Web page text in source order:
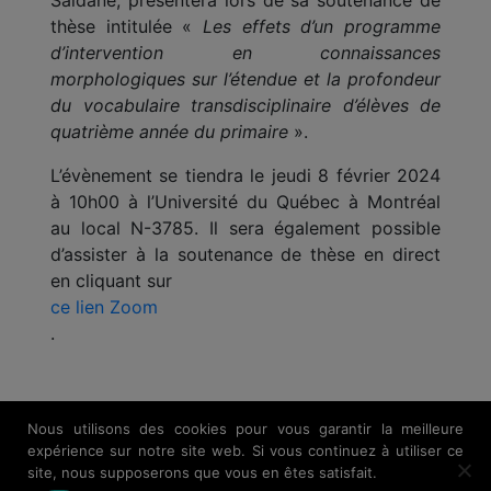
thèse intitulée « Les effets d’un programme
d’intervention en connaissances
morphologiques sur l’étendue et la profondeur
du vocabulaire transdisciplinaire d’élèves de
quatrième année du primaire ».
L’évènement se tiendra le jeudi 8 février 2024
à 10h00 à l’Université du Québec à Montréal
au local N-3785. Il sera également possible
d’assister à la soutenance de thèse en direct
en cliquant sur
ce lien Zoom
.
Nous utilisons des cookies pour vous garantir la meilleure
expérience sur notre site web. Si vous continuez à utiliser ce
site, nous supposerons que vous en êtes satisfait.